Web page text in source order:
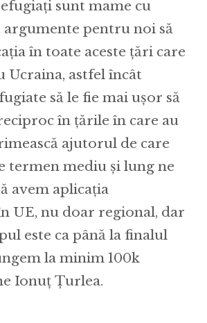
sunt mame cu
argumente pentru noi să
în toate aceste țări care
Ucraina, astfel încât
să le fie mai ușor să
reciproc în țările în care au
ajutorul de care
termen mediu și lung ne
avem aplicația
UE, nu doar regional, dar
este ca până la finalul
la minim 100k
Ionuț Țurlea.